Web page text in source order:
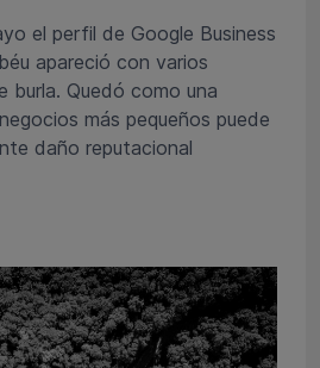
el perfil de Google Business
apareció con varios
burla. Quedó como una
más pequeños puede
daño reputacional